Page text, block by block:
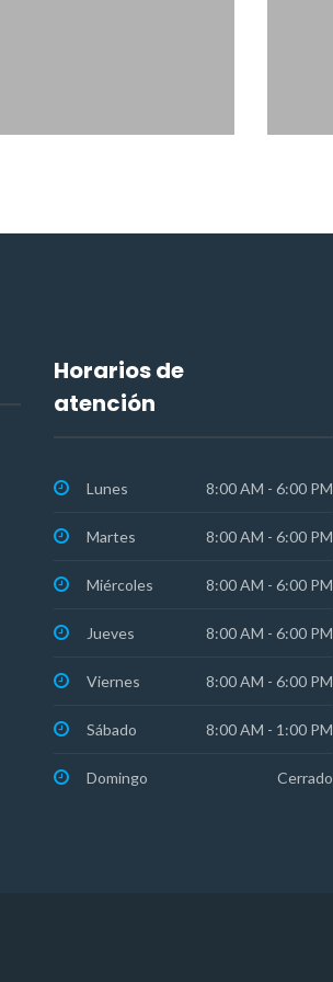
Horarios de
atención
Lunes 8:00 AM - 6:00 PM
Martes 8:00 AM - 6:00 PM
Miércoles 8:00 AM - 6:00 PM
Jueves 8:00 AM - 6:00 PM
Viernes 8:00 AM - 6:00 PM
Sábado 8:00 AM - 1:00 PM
Domingo Cerrado